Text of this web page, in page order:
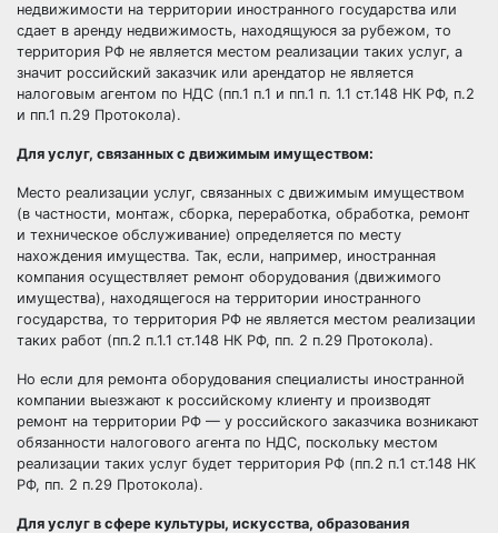
недвижимости на территории иностранного государства или
сдает в аренду недвижимость, находящуюся за рубежом, то
территория РФ не является местом реализации таких услуг, а
значит российский заказчик или арендатор не является
налоговым агентом по НДС (пп.1 п.1 и пп.1 п. 1.1 ст.148 НК РФ, п.2
и пп.1 п.29 Протокола).
Для услуг, связанных с движимым имуществом:
Место реализации услуг, связанных с движимым имуществом
(в частности, монтаж, сборка, переработка, обработка, ремонт
и техническое обслуживание) определяется по месту
нахождения имущества. Так, если, например, иностранная
компания осуществляет ремонт оборудования (движимого
имущества), находящегося на территории иностранного
государства, то территория РФ не является местом реализации
таких работ (пп.2 п.1.1 ст.148 НК РФ, пп. 2 п.29 Протокола).
Но если для ремонта оборудования специалисты иностранной
компании выезжают к российскому клиенту и производят
ремонт на территории РФ — у российского заказчика возникают
обязанности налогового агента по НДС, поскольку местом
реализации таких услуг будет территория РФ (пп.2 п.1 ст.148 НК
РФ, пп. 2 п.29 Протокола).
Для услуг в сфере культуры, искусства, образования